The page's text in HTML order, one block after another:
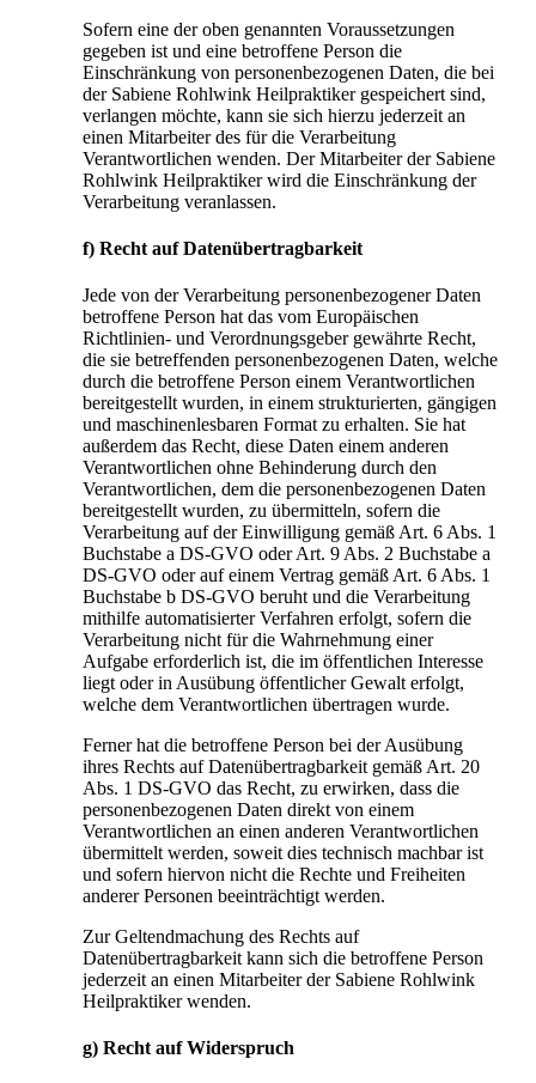
Sofern eine der oben genannten Voraussetzungen
gegeben ist und eine betroffene Person die
Einschränkung von personenbezogenen Daten, die bei
der Sabiene Rohlwink Heilpraktiker gespeichert sind,
verlangen möchte, kann sie sich hierzu jederzeit an
einen Mitarbeiter des für die Verarbeitung
Verantwortlichen wenden. Der Mitarbeiter der Sabiene
Rohlwink Heilpraktiker wird die Einschränkung der
Verarbeitung veranlassen.
f) Recht auf Datenübertragbarkeit
Jede von der Verarbeitung personenbezogener Daten
betroffene Person hat das vom Europäischen
Richtlinien- und Verordnungsgeber gewährte Recht,
die sie betreffenden personenbezogenen Daten, welche
durch die betroffene Person einem Verantwortlichen
bereitgestellt wurden, in einem strukturierten, gängigen
und maschinenlesbaren Format zu erhalten. Sie hat
außerdem das Recht, diese Daten einem anderen
Verantwortlichen ohne Behinderung durch den
Verantwortlichen, dem die personenbezogenen Daten
bereitgestellt wurden, zu übermitteln, sofern die
Verarbeitung auf der Einwilligung gemäß Art. 6 Abs. 1
Buchstabe a DS-GVO oder Art. 9 Abs. 2 Buchstabe a
DS-GVO oder auf einem Vertrag gemäß Art. 6 Abs. 1
Buchstabe b DS-GVO beruht und die Verarbeitung
mithilfe automatisierter Verfahren erfolgt, sofern die
Verarbeitung nicht für die Wahrnehmung einer
Aufgabe erforderlich ist, die im öffentlichen Interesse
liegt oder in Ausübung öffentlicher Gewalt erfolgt,
welche dem Verantwortlichen übertragen wurde.
Ferner hat die betroffene Person bei der Ausübung
ihres Rechts auf Datenübertragbarkeit gemäß Art. 20
Abs. 1 DS-GVO das Recht, zu erwirken, dass die
personenbezogenen Daten direkt von einem
Verantwortlichen an einen anderen Verantwortlichen
übermittelt werden, soweit dies technisch machbar ist
und sofern hiervon nicht die Rechte und Freiheiten
anderer Personen beeinträchtigt werden.
Zur Geltendmachung des Rechts auf
Datenübertragbarkeit kann sich die betroffene Person
jederzeit an einen Mitarbeiter der Sabiene Rohlwink
Heilpraktiker wenden.
g) Recht auf Widerspruch